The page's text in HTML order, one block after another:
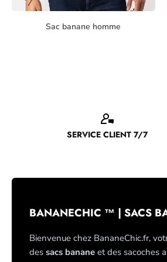
Sac banane homme
SERVICE CLIENT 7/7
BANANECHIC ™ | SACS
Bienvenue chez BananeChic.fr,
des sacs banane et des sacoches